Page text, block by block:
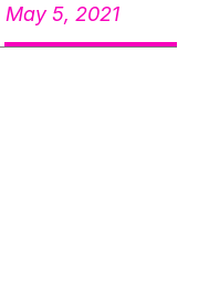
May 5, 2021